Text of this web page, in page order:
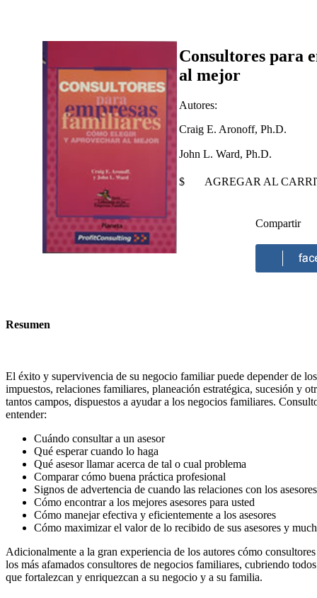
Consultores para
al mejor
Autores:
Craig E. Aronoff, Ph.D.
John L. Ward, Ph.D.
$ AGREGAR AL
Compartir
Resumen
El éxito y supervivencia de su negocio familiar puede depender de
impuestos, relaciones familiares, planeación estratégica, sucesión y
tantos campos, dispuestos a ayudar a los negocios familiares.
entender:
Cuándo consultar a un asesor
Qué esperar cuando lo haga
Qué asesor llamar acerca de tal o cual problema
Comparar cómo buena práctica profesional
Signos de advertencia de cuando las relaciones con los
Cómo encontrar a los mejores asesores para usted
Cómo manejar efectiva y eficientemente a los asesores
Cómo maximizar el valor de lo recibido de sus asesores y
Adicionalmente a la gran experiencia de los autores cómo
los más afamados consultores de negocios familiares, cubriendo
que fortalezcan y enriquezcan a su negocio y a su familia.